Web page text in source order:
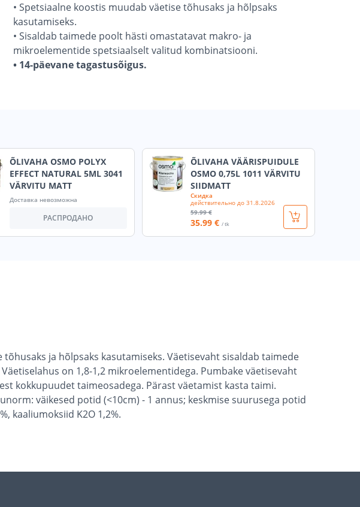
• Spetsiaalne koostis muudab väetise tõhusaks ja hõlpsaks
kasutamiseks.
• Sisaldab taimede poolt hästi omastatavat makro- ja
mikroelementide spetsiaalselt valitud kombinatsiooni.
• 14-päevane tagastusõigus.
ÕLIVAHA OSMO POLYX
EFFECT NATURAL 5ML 3041
VÄRVITU MATT
Доставка невозможна
РАСПРОДАНО
ÕLIVAHA VÄÄRISPUIDULE
OSMO 0,75L 1011 VÄRVITU
SIIDMATT
Скидка
действительно до 31.8.2026
59.99 €
35.99 € / tk
ja hõlpsaks kasutamiseks. Väetisevaht sisaldab taimede
on 1,8-1,2 mikroelementidega. Pumbake väetisevaht
kokkupuudet taimeosadega. Pärast väetamist kasta taimi.
väikesed potid (<10cm) - 1 annus; keskmise suurusega potid
kaaliumoksiid K2O 1,2%.